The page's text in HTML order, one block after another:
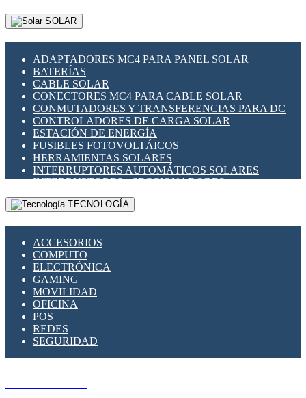
SOLAR
ADAPTADORES MC4 PARA PANEL SOLAR
BATERÍAS
CABLE SOLAR
CONECTORES MC4 PARA CABLE SOLAR
CONMUTADORES Y TRANSFERENCIAS PARA DC
CONTROLADORES DE CARGA SOLAR
ESTACIÓN DE ENERGÍA
FUSIBLES FOTOVOLTÁICOS
HERRAMIENTAS SOLARES
INTERRUPTORES AUTOMÁTICOS SOLARES
INTERRUPTORES - SECCIONADORES
FOTOVOLTÁICOS
MONTAJE PANEL SOLAR
SUPRESOR DE TRANSIENTES SPDS PARA
APLICACIONES FOTOVOLTAICAS
TECNOLOGÍA
ACCESORIOS
COMPUTO
ELECTRÓNICA
GAMING
MOVILIDAD
OFICINA
POS
REDES
SEGURIDAD